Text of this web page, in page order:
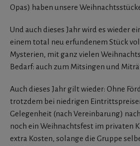
Opas) haben unsere
Und auch dieses Jahr wird es wieder
einem total neu erfundenem Stück
Mysterien, mit ganz vielen
Bedarf: auch zum Mitsingen und
Auch dieses Jahr gilt wieder: Ohne
trotzdem bei niedrigen
Gelegenheit (nach Vereinbarung)
noch ein Weihnachtsfest im privaten
extra Kosten, solange die Gruppe